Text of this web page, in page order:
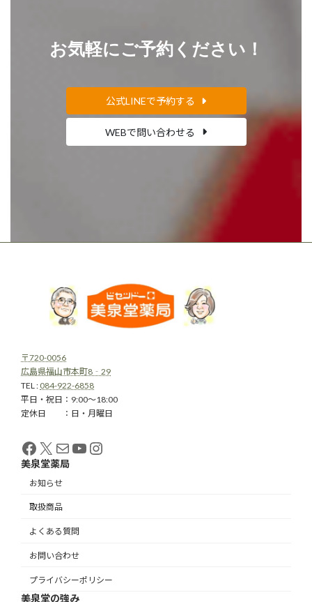
お気軽にご予約ください！
公式LINEで予約する
WEBで問い合わせる
〒720-0056
広島県福山市本町8‐29
TEL : 084-922-6858
平日・祝日：9:00～18:00
定休日 ：日・月曜日
Facebook
X メールYouTube
Instagram
美泉堂薬局
お知らせ
取扱商品
よくある質問
お問い合わせ
プライバシーポリシー
美泉堂の強み